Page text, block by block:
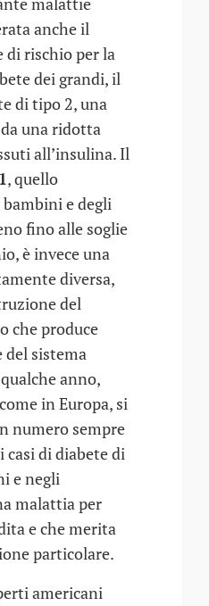
anche il
rischio per la
dei grandi, il
di tipo 2, una
una ridotta
all’insulina. Il
, quello
e degli
fino alle soglie
è invece una
diversa,
del
che produce
del sistema
anno,
in Europa, si
numero sempre
di diabete di
e negli
malattia per
e che merita
particolare.
americani